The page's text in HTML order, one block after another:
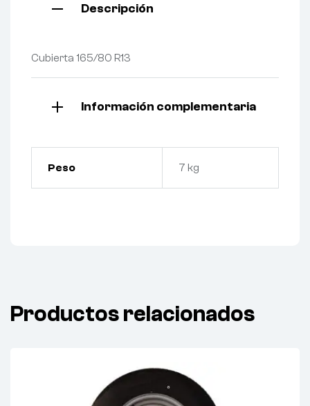
Descripción
Cubierta 165/80 R13
Información complementaria
Peso 7 kg
Productos relacionados